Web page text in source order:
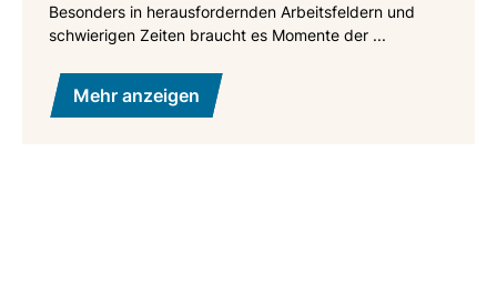
Besonders in herausfordernden Arbeitsfeldern und
schwierigen Zeiten braucht es Momente der ...
Mehr anzeigen